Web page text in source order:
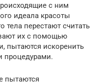
с ним
идеала красоты
тела перестают считать
их с помощью
пытаются искоренить
процедурами.
пытаются